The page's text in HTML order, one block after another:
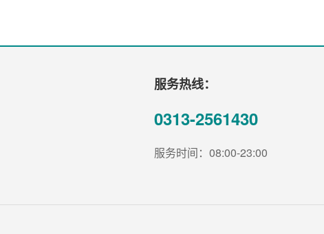
服务热线：
0313-2561430
服务时间：08:00-23:00